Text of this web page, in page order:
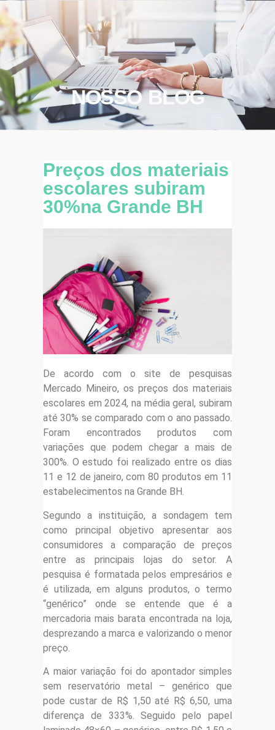
NOSSO BLOG
Preços dos materiais
escolares subiram
30%na Grande BH
De acordo com o site de pesquisas
Mercado Mineiro, os preços dos materiais
escolares em 2024, na média geral, subiram
até 30% se comparado com o ano passado.
Foram encontrados produtos com
variações que podem chegar a mais de
300%. O estudo foi realizado entre os dias
11 e 12 de janeiro, com 80 produtos em 11
estabelecimentos na Grande BH.
Segundo a instituição, a sondagem tem
como principal objetivo apresentar aos
consumidores a comparação de preços
entre as principais lojas do setor. A
pesquisa é formatada pelos empresários e
é utilizada, em alguns produtos, o termo
“genérico” onde se entende que é a
mercadoria mais barata encontrada na loja,
desprezando a marca e valorizando o menor
preço.
A maior variação foi do apontador simples
sem reservatório metal – genérico que
pode custar de R$ 1,50 até R$ 6,50, uma
diferença de 333%. Seguido pelo papel